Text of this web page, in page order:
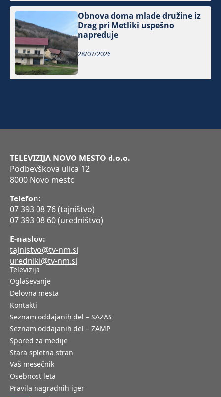
Obnova doma mlade družine iz
Drag pri Metliki uspešno
napreduje
28/07/2026
TELEVIZIJA NOVO MESTO d.o.o.
Podbevškova ulica 12
8000 Novo mesto
Telefon:
07 393 08 76(tajništvo)
07 393 08 60(uredništvo)
E-naslov:
tajnistvo@tv-nm.si
uredniki@tv-nm.si
Televizija
Oglaševanje
Delovna mesta
Kontakti
Seznam oddajanih del – SAZAS
Seznam oddajanih del – ZAMP
Spored za medije
Stara spletna stran
Vaš mesečnik
Osebnost leta
Pravila nagradnih iger